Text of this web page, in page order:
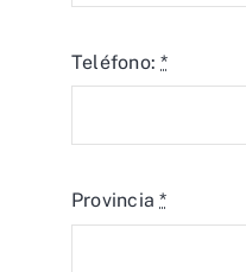
Teléfono:*
Provincia*